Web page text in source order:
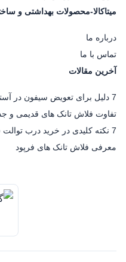
میتاکالا-محصولات بهداشتی و
درباره ما
تماس با ما
آخرین مقالات
7 دلیل برای تعویض سیفون در آستانه سال جدید
تفاوت فلاش تانک های قدیمی و
7 نکته کلیدی در خرید درب توالت فرنگی
معرفی فلاش تانک های فرپود